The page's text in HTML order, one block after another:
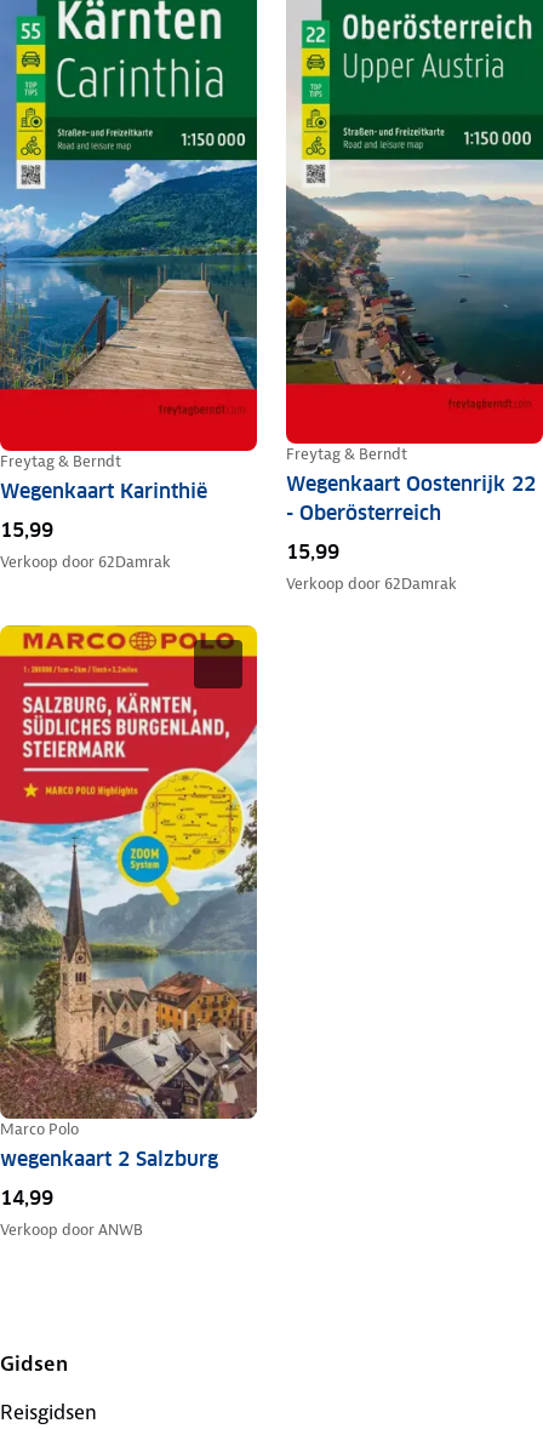
Freytag & Berndt
Wegenkaart Karinthië
15,99
Verkoop door 62Damrak
Freytag & Berndt
Wegenkaart Oostenrijk 22
- Oberösterreich
15,99
Verkoop door 62Damrak
Marco Polo
wegenkaart 2 Salzburg
14,99
Verkoop doorANWB
Gidsen
Reisgidsen